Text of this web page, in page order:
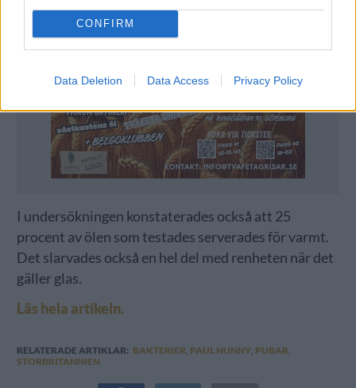
CONFIRM
Data Deletion Data Access Privacy Policy
I undersökningen konstaterades också att 25
procent av ölen som testades serverades för varmt.
Det slarvades också en hel del med renheten när det
gäller glas.
Läs hela artikeln.
RELATERADE ARTIKLAR: BAKTERIER, PAUL NUNNY, PUBAR,
STORBRITANNIEN